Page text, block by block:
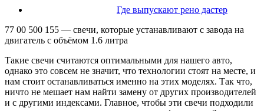
Где выпускают рено дастер
77 00 500 155 — свечи, которые устанавливают с завода на
двигатель с объёмом 1.6 литра
Такие свечи считаются оптимальными для нашего авто,
однако это совсем не значит, что технологии стоят на месте, и
нам стоит останавливаться именно на этих моделях. Так что,
ничто не мешает нам найти замену от других производителей
и с другими индексами. Главное, чтобы эти свечи подходили